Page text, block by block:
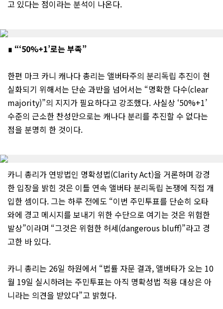
고 있다는 점이라는 분석이 나온다.
∎ “‘50%+1’로는 부족”
한편 마크 카니 캐나다 총리는 앨버타주의 분리독립 추진이 현
실화되기 위해서는 단순 과반을 넘어서는 “명확한 다수(clear
majority)”의 지지가 필요하다고 강조했다. 사실상 ‘50%+1’
수준의 근소한 찬성만으로는 캐나다 분리를 추진할 수 없다는
점을 분명히 한 것이다.
카니 총리가 연방법인 명확성법(Clarity Act)을 거론하며 강경
한 입장을 밝힌 것은 이틀 연속 앨버타 분리독립 논쟁에 직접 개
입한 셈이다. 그는 하루 전에도 “이번 주민투표를 단순히 오타
와에 경고 메시지를 보내기 위한 수단으로 여기는 것은 위험한
발상”이라며 “그것은 위험한 허세(dangerous bluff)”라고 경
고한 바 있다.
카니 총리는 26일 하원에서 “법률 자문 결과, 앨버타가 오는 10
월 19일 실시하려는 주민투표는 아직 명확성법 적용 대상은 아
니라는 의견을 받았다”고 밝혔다.